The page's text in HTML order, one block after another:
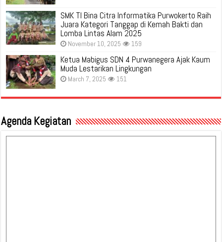
SMK TI Bina Citra Informatika Purwokerto Raih
Juara Kategori Tanggap di Kemah Bakti dan
Lomba Lintas Alam 2025
November 10, 2025 159
Ketua Mabigus SDN 4 Purwanegera Ajak Kaum
Muda Lestarikan Lingkungan
March 7, 2025 151
Agenda Kegiatan